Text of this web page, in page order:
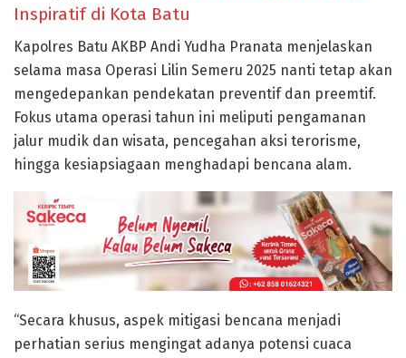
Inspiratif di Kota Batu
Kapolres Batu AKBP Andi Yudha Pranata menjelaskan
selama masa Operasi Lilin Semeru 2025 nanti tetap akan
mengedepankan pendekatan preventif dan preemtif.
Fokus utama operasi tahun ini meliputi pengamanan
jalur mudik dan wisata, pencegahan aksi terorisme,
hingga kesiapsiagaan menghadapi bencana alam.
“Secara khusus, aspek mitigasi bencana menjadi
perhatian serius mengingat adanya potensi cuaca